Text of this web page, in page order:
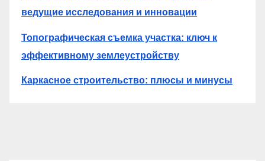
ведущие исследования и инновации
Топографическая съемка участка: ключ к
эффективному землеустройству
Каркасное строительство: плюсы и минусы